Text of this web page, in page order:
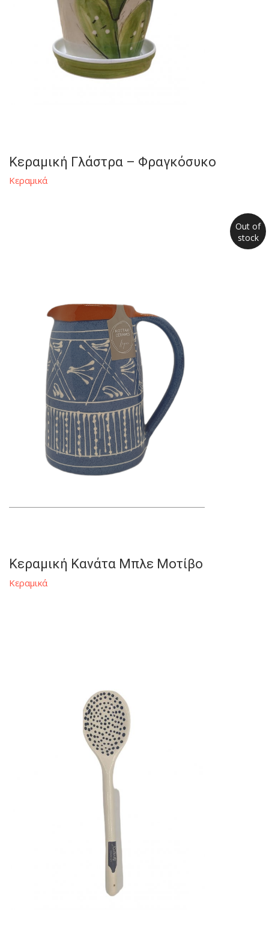
Κεραμική Γλάστρα – Φραγκόσυκο
Κεραμικά
Out of
stock
Κεραμική Κανάτα Μπλε Μοτίβο
Κεραμικά